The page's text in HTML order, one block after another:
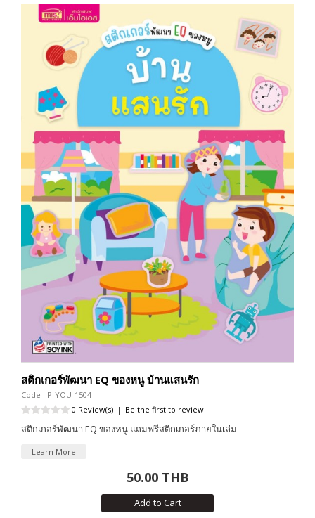
สติกเกอร์พัฒนา EQ ของหนู บ้านแสนรัก
Code : P-YOU-1504
0 Review(s) | Be the first to review
สติกเกอร์พัฒนา EQ ของหนู แถมฟรีสติกเกอร์ภายในเล่ม
Learn More
50.00 THB
Add to Cart